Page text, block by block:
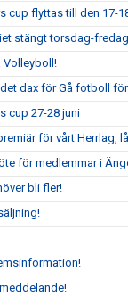
cup flyttas till den 17-
stängt torsdag-
Volleyboll!
dax för Gå fotboll
cup 27-28 juni
för vårt Herrlag,
för medlemmar i
bli fler!